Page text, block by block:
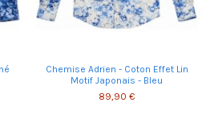
Chemise Adrien - Coton Effet Lin
Motif Japonais - Bleu
89,90 €